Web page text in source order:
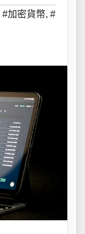
#加密貨幣, #